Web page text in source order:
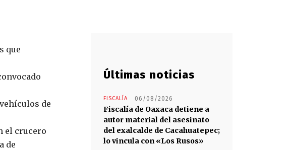
que
de
el crucero
de
Últimas noticias
FISCALÍA 06/08/2026
Fiscalía de Oaxaca detiene a
autor material del asesinato
del exalcalde de Cacahuatepec;
lo vincula con «Los Rusos»